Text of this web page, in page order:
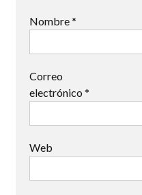
Nombre*
Correo
electrónico *
Web